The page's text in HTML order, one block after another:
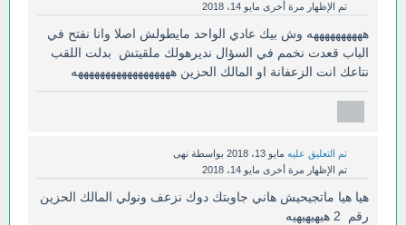
تم الإظهار مرة أخرى مايو 14، 2018
ههههههههههه وش بيك عادي الواحد مايطولش اصلا وانا نفتح في
الباب قعدت نخمم في السؤال نديرهولك ملقيتش بدلت اللقب
نتاعك انت الزعفانة او المالك الحزين ههههههههههههههههههه
تم التعليق عليه مايو 13، 2018 بواسطة نهى
تم الإظهار مرة أخرى مايو 14، 2018
هيا هيا ماتجيحيش هاني جاوبتك دوك نزعف ونولي المالك الحزين
رقم 2 هيهيهيهيه